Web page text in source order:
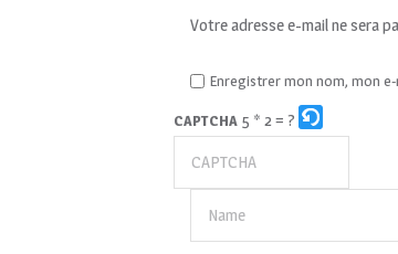
Votre adresse e-mail ne sera
Enregistrer mon nom, mon
CAPTCHA 5 * 2 = ?